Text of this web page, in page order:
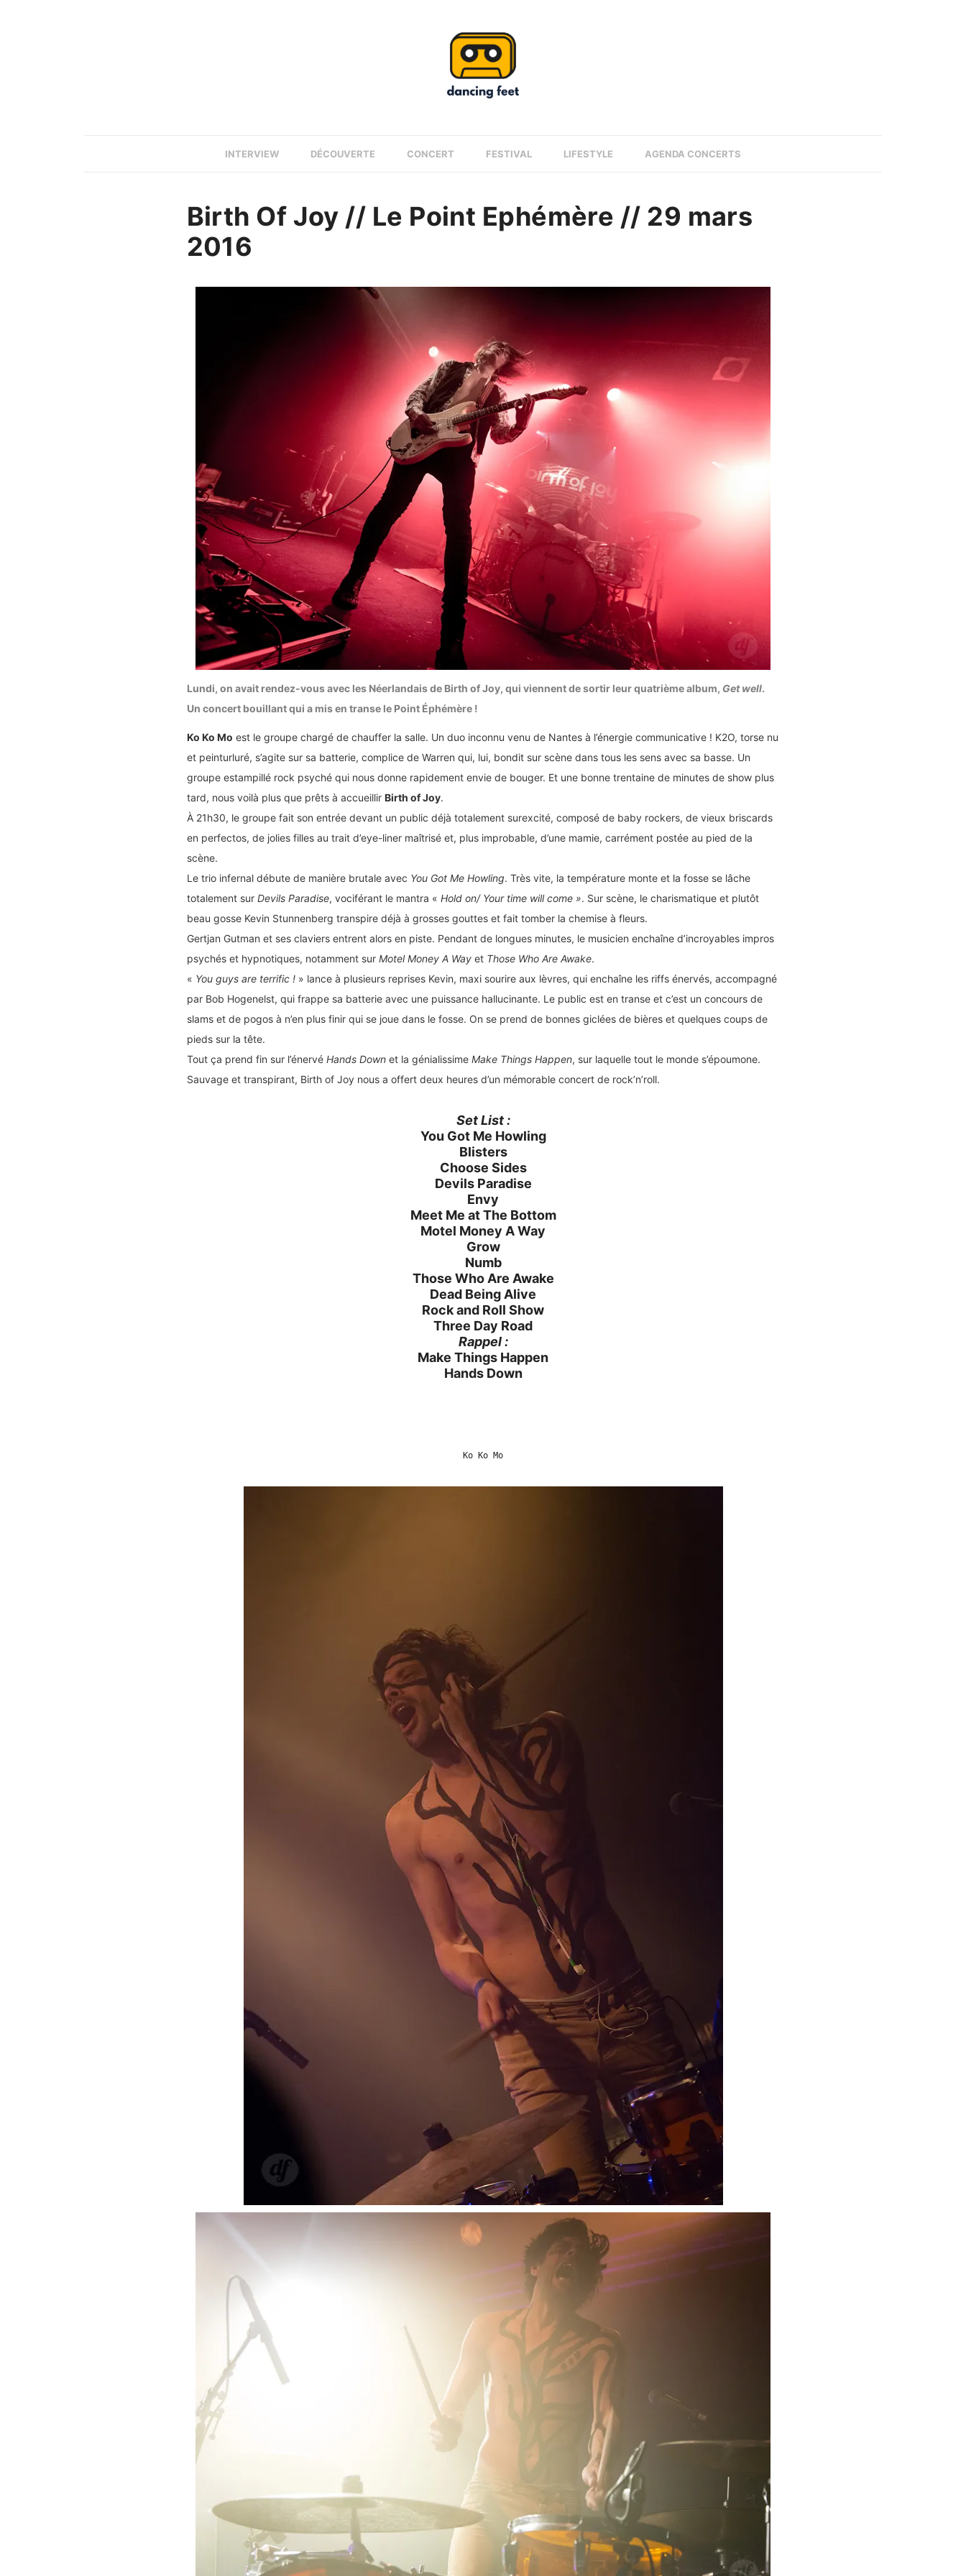
INTERVIEW DÉCOUVERTE CONCERT FESTIVAL LIFESTYLE AGENDA CONCERTS
Birth Of Joy // Le Point Ephémère // 29 mars
2016
Lundi, on avait rendez-vous avec les Néerlandais de Birth of Joy, qui viennent de sortir leur quatrième album, Get well.
Un concert bouillant qui a mis en transe le Point Éphémère !
Ko Ko Mo est le groupe chargé de chauffer la salle. Un duo inconnu venu de Nantes à l’énergie communicative ! K2O, torse nu
et peinturluré, s’agite sur sa batterie, complice de Warren qui, lui, bondit sur scène dans tous les sens avec sa basse. Un
groupe estampillé rock psyché qui nous donne rapidement envie de bouger. Et une bonne trentaine de minutes de show plus
tard, nous voilà plus que prêts à accueillir Birth of Joy.
À 21h30, le groupe fait son entrée devant un public déjà totalement surexcité, composé de baby rockers, de vieux briscards
en perfectos, de jolies filles au trait d’eye-liner maîtrisé et, plus improbable, d’une mamie, carrément postée au pied de la
scène.
Le trio infernal débute de manière brutale avec You Got Me Howling. Très vite, la température monte et la fosse se lâche
totalement sur Devils Paradise, vociférant le mantra « Hold on/ Your time will come ». Sur scène, le charismatique et plutôt
beau gosse Kevin Stunnenberg transpire déjà à grosses gouttes et fait tomber la chemise à fleurs.
Gertjan Gutman et ses claviers entrent alors en piste. Pendant de longues minutes, le musicien enchaîne d’incroyables impros
psychés et hypnotiques, notamment sur Motel Money A Wayet Those Who Are Awake.
« You guys are terrific !» lance à plusieurs reprises Kevin, maxi sourire aux lèvres, qui enchaîne les riffs énervés, accompagné
par Bob Hogenelst, qui frappe sa batterie avec une puissance hallucinante. Le public est en transe et c’est un concours de
slams et de pogos à n’en plus finir qui se joue dans le fosse. On se prend de bonnes giclées de bières et quelques coups de
pieds sur la tête.
Tout ça prend fin sur l’énervé Hands Downet la génialissime Make Things Happen, sur laquelle tout le monde s’époumone.
Sauvage et transpirant, Birth of Joy nous a offert deux heures d’un mémorable concert de rock’n’roll.
Set List :
You Got Me Howling
Blisters
Choose Sides
Devils Paradise
Envy
Meet Me at The Bottom
Motel Money A Way
Grow
Numb
Those Who Are Awake
Dead Being Alive
Rock and Roll Show
Three Day Road
Rappel :
Make Things Happen
Hands Down
Ko Ko Mo